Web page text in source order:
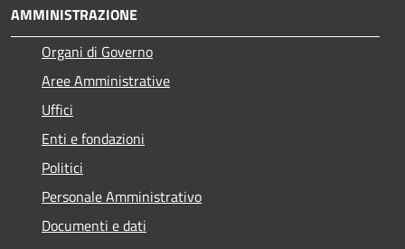
AMMINISTRAZIONE
Organi di Governo
Aree Amministrative
Uffici
Enti e fondazioni
Politici
Personale Amministrativo
Documenti e dati